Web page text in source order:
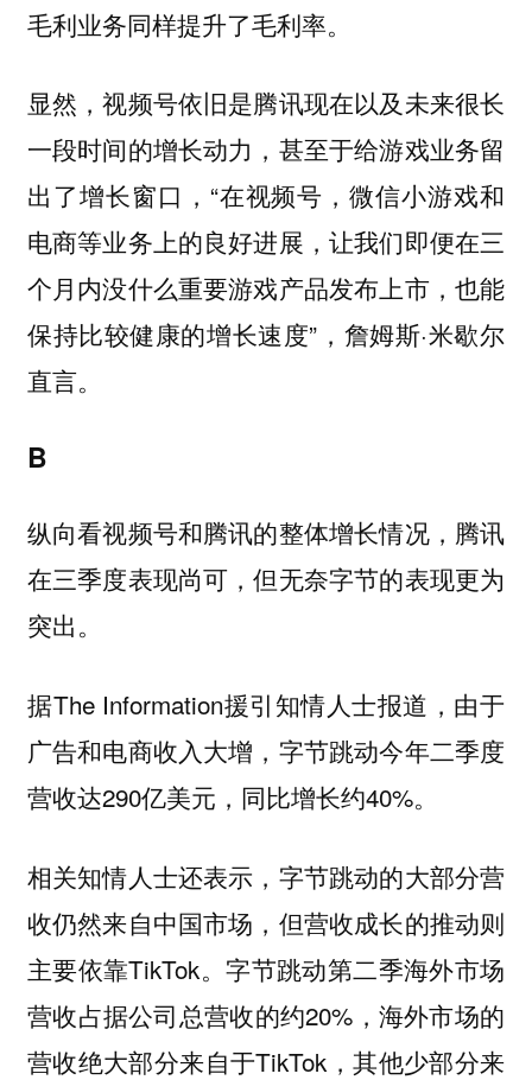
毛利业务同样提升了毛利率。
显然，视频号依旧是腾讯现在以及未来很长
一段时间的增长动力，甚至于给游戏业务留
出了增长窗口，“在视频号，微信小游戏和
电商等业务上的良好进展，让我们即便在三
个月内没什么重要游戏产品发布上市，也能
保持比较健康的增长速度”，詹姆斯·米歇尔
直言。
B
纵向看视频号和腾讯的整体增长情况，腾讯
在三季度表现尚可，但无奈字节的表现更为
突出。
据The Information援引知情人士报道，由于
广告和电商收入大增，字节跳动今年二季度
营收达290亿美元，同比增长约40%。
相关知情人士还表示，字节跳动的大部分营
收仍然来自中国市场，但营收成长的推动则
主要依靠TikTok。字节跳动第二季海外市场
营收占据公司总营收的约20%，海外市场的
营收绝大部分来自于TikTok，其他少部分来